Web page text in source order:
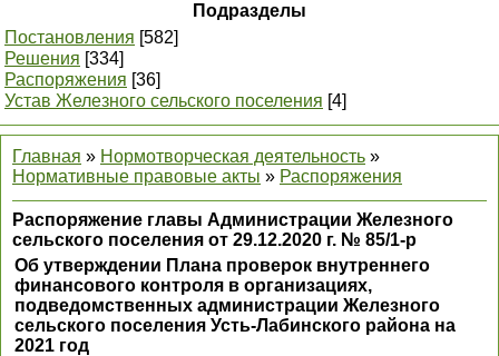
Подразделы
Постановления [582]
Решения [334]
Распоряжения [36]
Устав Железного сельского поселения [4]
Главная » Нормотворческая деятельность »
Нормативные правовые акты » Распоряжения
Распоряжение главы Администрации Железного
сельского поселения от 29.12.2020 г. № 85/1-р
Об утверждении Плана проверок внутреннего
финансового контроля в организациях,
подведомственных администрации Железного
сельского поселения Усть-Лабинского района на
2021 год